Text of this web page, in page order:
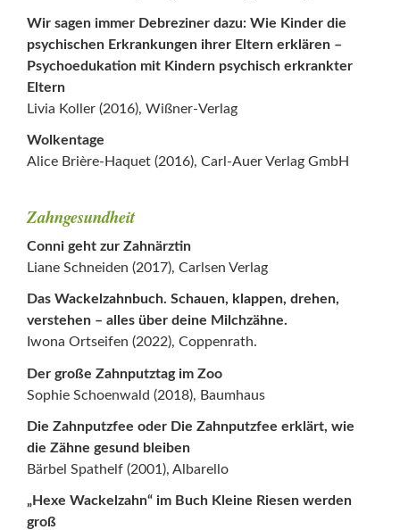
Wir sagen immer Debreziner dazu: Wie Kinder die
psychischen Erkrankungen ihrer Eltern erklären –
Psychoedukation mit Kindern psychisch erkrankter
Eltern
Livia Koller (2016), Wißner-Verlag
Wolkentage
Alice Brière-Haquet (2016), Carl-Auer Verlag GmbH
Zahngesundheit
Conni geht zur Zahnärztin
Liane Schneiden (2017), Carlsen Verlag
Das Wackelzahnbuch. Schauen, klappen, drehen,
verstehen – alles über deine Milchzähne.
Iwona Ortseifen (2022), Coppenrath.
Der große Zahnputztag im Zoo
Sophie Schoenwald (2018), Baumhaus
Die Zahnputzfee oder Die Zahnputzfee erklärt, wie
die Zähne gesund bleiben
Bärbel Spathelf (2001), Albarello
„Hexe Wackelzahn“ im Buch Kleine Riesen werden
groß